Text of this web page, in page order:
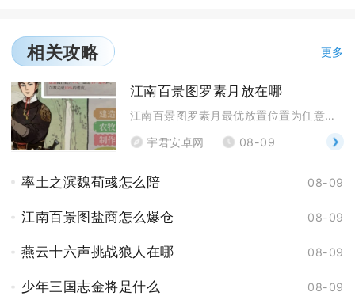
相关攻略 更多
江南百景图罗素月放在哪
江南百景图罗素月最优放置位置为任意府城的炼丹炉，长
宇君安卓网
08-09
率土之滨魏荀彧怎么陪 08-09
江南百景图盐商怎么爆仓 08-09
燕云十六声挑战狼人在哪 08-09
少年三国志金将是什么 08-09